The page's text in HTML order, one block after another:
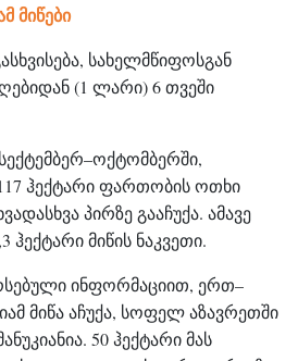
მიწები
სახელმწიფოსგან
(1 ლარი) 6 თვეში
ჰექტარი ფართობის ოთხი
პირზე გააჩუქა. ამავე
ჰექტარი მიწის ნაკვეთი.
ინფორმაციით, ერთ–
მიწა აჩუქა, სოფელ აზავრეთში
50 ჰექტარი მას